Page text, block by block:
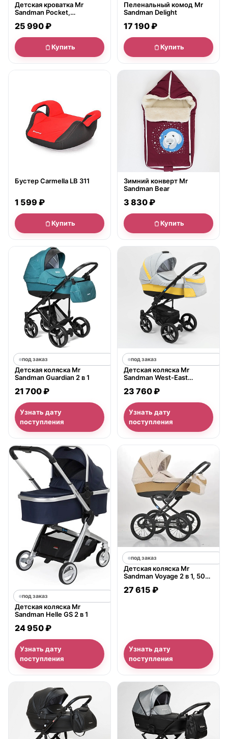
Детская кроватка Mr
Sandman Pocket,
ящик
25 990 ₽
Купить
Пеленальный комод Mr
Sandman Delight
17 190 ₽
Купить
Бустер Carmella LB 311
1 599 ₽
Купить
● в наличии
Зимний конверт Mr
Sandman Bear
3 830 ₽
Купить
под заказ
Детская коляска Mr
Sandman Guardian 2 в 1
21 700 ₽
Узнать дату
поступления
под заказ
Детская коляска Mr
Sandman West-East
23 760 ₽
Узнать дату
поступления
под заказ
Детская коляска Mr
Sandman Helle GS 2 в 1
24 950 ₽
Узнать дату
поступления
под заказ
Детская коляска Mr
Sandman Voyage 2 в 1, 50%
27 615 ₽
Узнать дату
поступления